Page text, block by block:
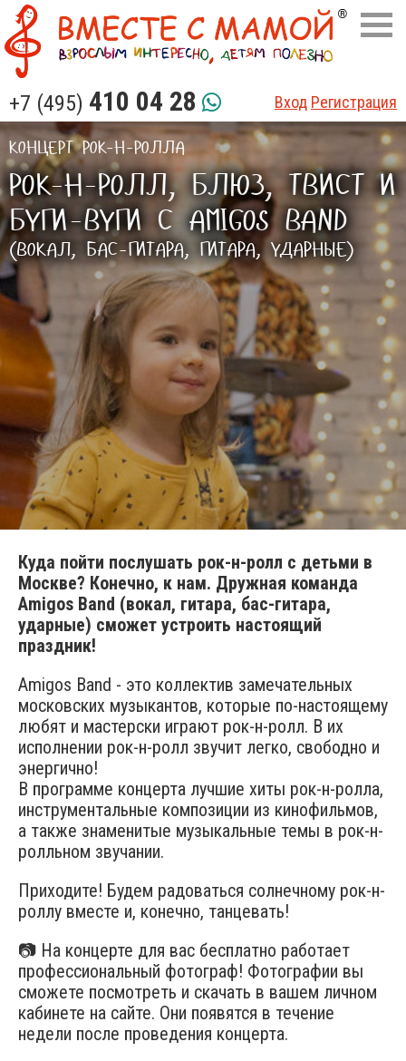
+7 (495) 410 04 28 Вход Регистрация
КОНЦЕРТ РОК-Н-РОЛЛА
РОК-Н-РОЛЛ, БЛЮЗ, ТВИСТ И
БУГИ-ВУГИ С AMIGOS BAND
(ВОКАЛ, БАС-ГИТАРА, ГИТАРА, УДАРНЫЕ)
Куда пойти послушать рок-н-ролл с детьми в
Москве? Конечно, к нам. Дружная команда
Amigos Band (вокал, гитара, бас-гитара,
ударные) сможет устроить настоящий
праздник!
Amigos Band - это коллектив замечательных
московских музыкантов, которые по-настоящему
любят и мастерски играют рок-н-ролл. В их
исполнении рок-н-ролл звучит легко, свободно и
энергично!
В программе концерта лучшие хиты рок-н-ролла,
инструментальные композиции из кинофильмов,
а также знаменитые музыкальные темы в рок-н-
ролльном звучании.
Приходите! Будем радоваться солнечному рок-н-
роллу вместе и, конечно, танцевать!
📷 На концерте для вас бесплатно работает
профессиональный фотограф! Фотографии вы
сможете посмотреть и скачать в вашем личном
кабинете на сайте. Они появятся в течение
недели после проведения концерта.​